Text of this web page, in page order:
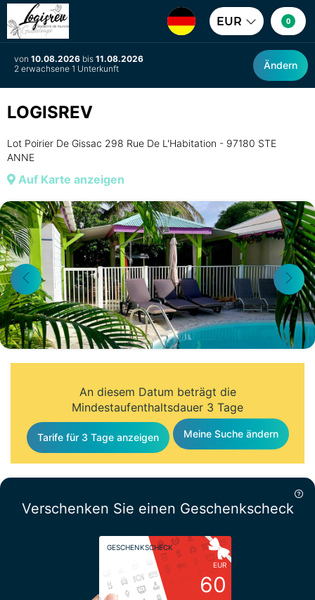
EUR 0
von 10.08.2026 bis 11.08.2026
2 erwachsene 1 Unterkunft
Ändern
LOGISREV
Lot Poirier De Gissac 298 Rue De L'Habitation - 97180 STE
ANNE
Auf Karte anzeigen
An diesem Datum beträgt die
Mindestaufenthaltsdauer 3 Tage
Tarife für 3 Tage anzeigen Meine Suche ändern
Verschenken Sie einen Geschenkscheck
GESCHENKSCHECK
EUR
60